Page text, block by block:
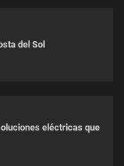
del Sol
eléctricas que